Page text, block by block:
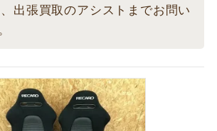
出張買取のアシストまでお問い